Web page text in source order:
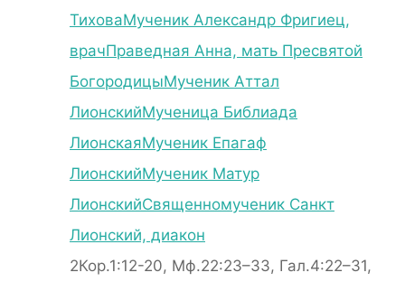
ТиховаМученик Александр Фригиец,
врачПраведная Анна, мать Пресвятой
БогородицыМученик Аттал
ЛионскийМученица Библиада
ЛионскаяМученик Епагаф
ЛионскийМученик Матур
ЛионскийСвященномученик Санкт
Лионский, диакон
2Кор.1:12-20, Мф.22:23–33, Гал.4:22–31,